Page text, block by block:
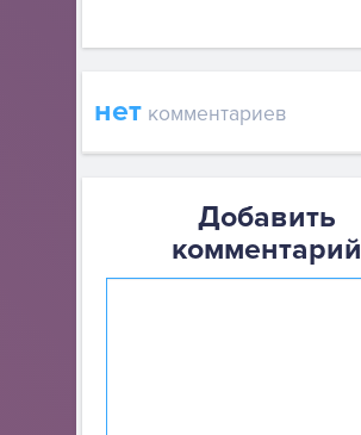
нет комментариев
Добавить
комментарий